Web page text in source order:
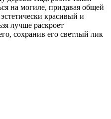
на могиле, придавая общей
красивый и
лучше раскроет
сохранив его светлый лик